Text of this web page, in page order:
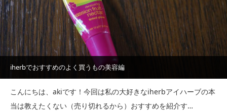
iherbでおすすめのよく買うもの美容編
こんにちは、akiです！今回は私の大好きなiherbアイハーブの本
当は教えたくない（売り切れるから）おすすめを紹介す…